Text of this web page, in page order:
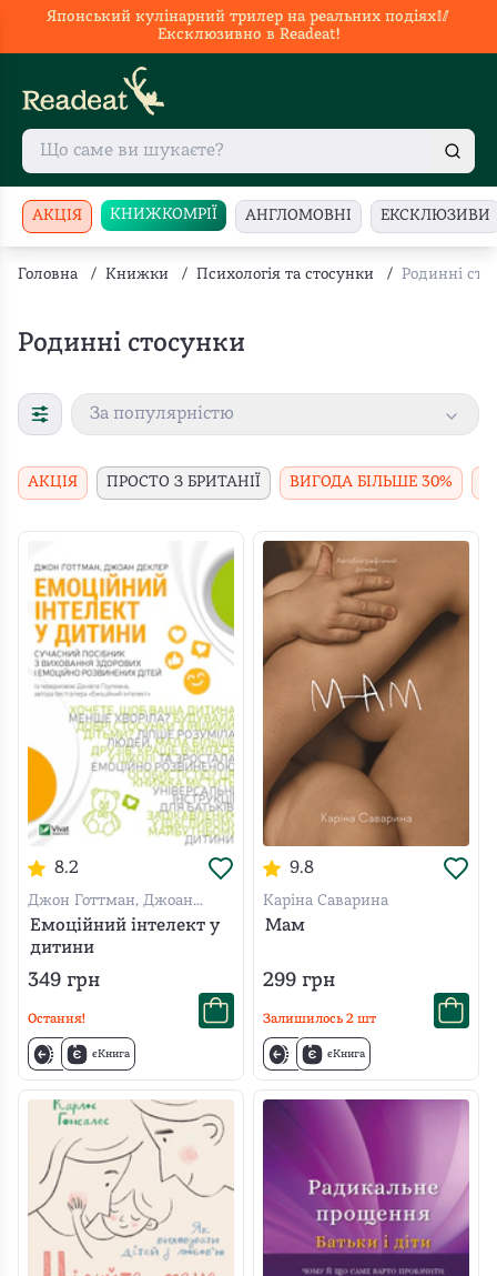
Японський кулінарний трилер на реальних подіях🥢
Ексклюзивно в Readeat!
АКЦІЯ КНИЖКОМРІЇ АНГЛОМОВНІ ЕКСКЛЮЗИВИ
Головна / Книжки / Психологія та стосунки / Родинні
Родинні стосунки
За популярністю
АКЦІЯ ПРОСТО З БРИТАНІЇ ВИГОДА БІЛЬШЕ 30%
8.2
Джон Готтман, Джоан
Деклер
Емоційний інтелект у
дитини
349 грн
Остання!
єКнига
9.8
Каріна Саварина
Мам
299 грн
Залишилось 2 шт
єКнига